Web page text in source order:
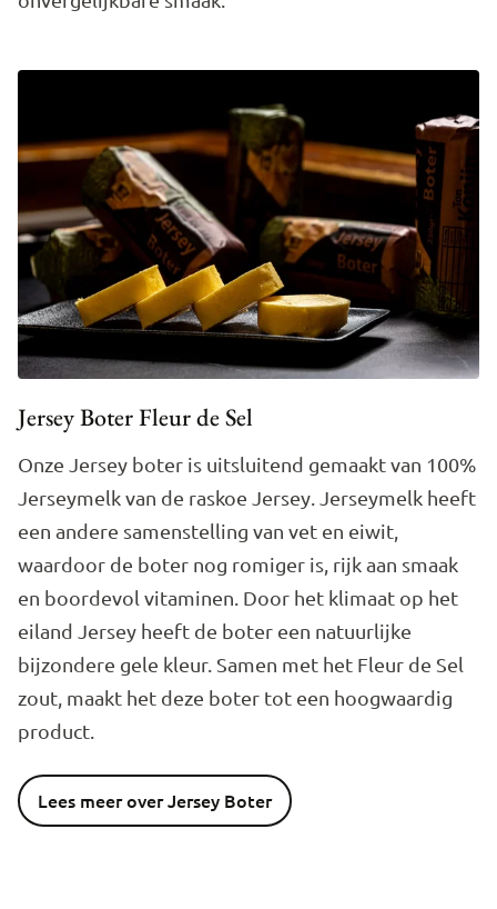
Jersey Boter Fleur de Sel
Onze Jersey boter is uitsluitend gemaakt van 100%
Jerseymelk van de raskoe Jersey. Jerseymelk heeft
een andere samenstelling van vet en eiwit,
waardoor de boter nog romiger is, rijk aan smaak
en boordevol vitaminen. Door het klimaat op het
eiland Jersey heeft de boter een natuurlijke
bijzondere gele kleur. Samen met het Fleur de Sel
zout, maakt het deze boter tot een hoogwaardig
product.
Lees meer over Jersey Boter